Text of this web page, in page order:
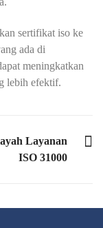
sertifikat iso ke
ada di
meningkatkan
lebih efektif.
NEXT POST
Layanan
ISO 31000